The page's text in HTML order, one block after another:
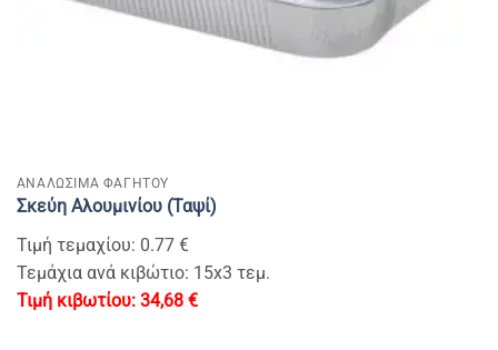
ΑΝΑΛΩΣΙΜΑ ΦΑΓΗΤΟΥ
Σκεύη Αλουμινίου (Ταψί)
Τιμή τεμαχίου: 0.77 €
Τεμάχια ανά κιβώτιο: 15x3 τεμ.
34,68 €